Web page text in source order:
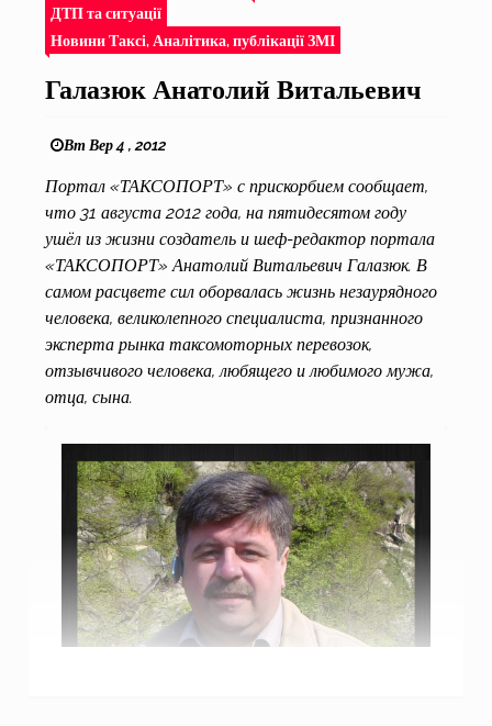
ДТП та ситуації
Новини Таксі, Аналітика, публікації ЗМІ
Галазюк Анатолий Витальевич
Вт Вер 4 , 2012
Портал «ТАКСОПОРТ» с прискорбием сообщает,
что 31 августа 2012 года, на пятидесятом году
ушёл из жизни создатель и шеф-редактор портала
«ТАКСОПОРТ» Анатолий Витальевич Галазюк. В
самом расцвете сил оборвалась жизнь незаурядного
человека, великолепного специалиста, признанного
эксперта рынка таксомоторных перевозок,
отзывчивого человека, любящего и любимого мужа,
отца, сына.